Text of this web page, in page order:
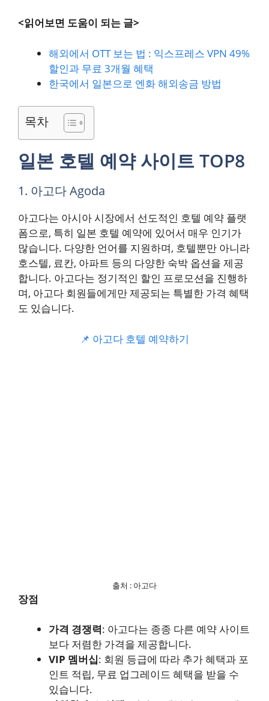
<읽어보면 도움이 되는 글>
해외에서 OTT 보는 법 : 익스프레스 VPN 49%
할인과 무료 3개월 혜택
한국에서 일본으로 엔화 해외송금 방법
목차
일본 호텔 예약 사이트 TOP8
1. 아고다 Agoda
아고다는 아시아 시장에서 선도적인 호텔 예약 플랫
폼으로, 특히 일본 호텔 예약에 있어서 매우 인기가
많습니다. 다양한 언어를 지원하며, 호텔뿐만 아니라
호스텔, 료칸, 아파트 등의 다양한 숙박 옵션을 제공
합니다. 아고다는 정기적인 할인 프로모션을 진행하
며, 아고다 회원들에게만 제공되는 특별한 가격 혜택
도 있습니다.
📌 아고다 호텔 예약하기
출처 : 아고다
장점
가격 경쟁력: 아고다는 종종 다른 예약 사이트
보다 저렴한 가격을 제공합니다.
VIP 멤버십: 회원 등급에 따라 추가 혜택과 포
인트 적립, 무료 업그레이드 혜택을 받을 수
있습니다.